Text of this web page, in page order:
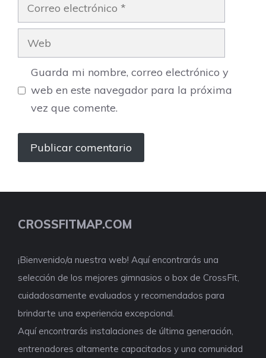
electrónico
Web
Guarda mi nombre, correo electrónico y
web en este navegador para la próxima
vez que comente.
CROSSFITMAP.COM
¡Bienvenido/a nuestra web! Aquí encontrarás una
selección de los mejores gimnasios o box de CrossFit,
cuidadosamente evaluados y recomendados para
brindarte una experiencia excepcional.
Aquí encontrarás instalaciones de última generación,
entrenadores altamente capacitados y una comunidad